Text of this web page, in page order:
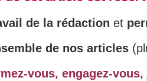
de la rédaction et
de nos articles
vous, engagez-vous,